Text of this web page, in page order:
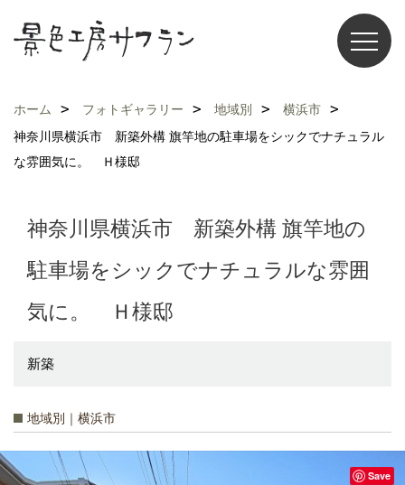
ホーム フォトギャラリー 地域別
横浜市
神奈川県横浜市 新築外構 旗竿地の駐車場をシックでナチュラル
な雰囲気に。 Ｈ様邸
神奈川県横浜市 新築外構 旗竿地の
駐車場をシックでナチュラルな雰囲
気に。 Ｈ様邸
新築
地域別｜横浜市
Save